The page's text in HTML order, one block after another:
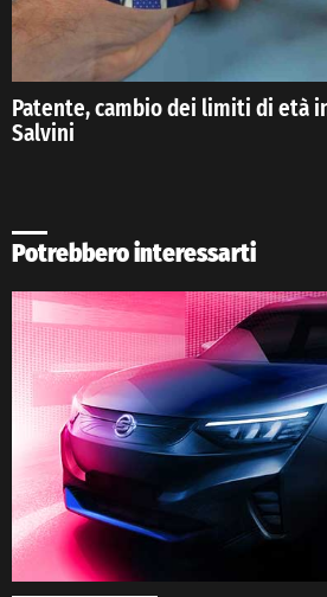
Patente, cambio dei limiti di età
Salvini
Potrebbero interessarti